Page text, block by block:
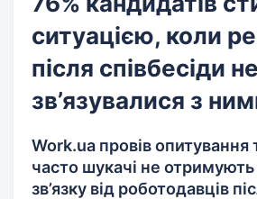
ситуацією, коли
після співбесіди не
зв’язувалися з
Work.ua провів опитування
часто шукачі не
зв’язку від роботодавців